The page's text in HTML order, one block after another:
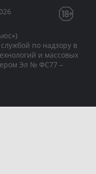
по надзору в
и массовых
Эл № ФС77 –